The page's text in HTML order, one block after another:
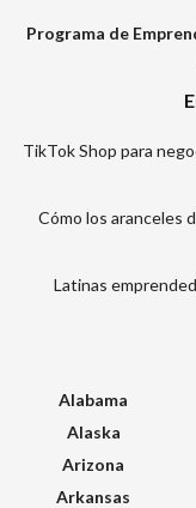
Programa de
TikTok Shop para
Cómo los aranceles
Latinas
Alabama
Alaska
Arizona
Arkansas